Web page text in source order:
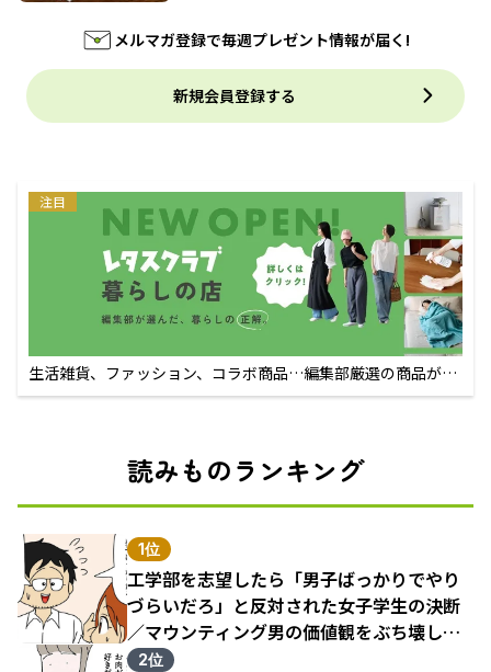
メルマガ登録で毎週プレゼント情報が届く!
新規会員登録する
注目
生活雑貨、ファッション、コラボ商品…編集部厳選の商品が買
えるECサイト
読みものランキング
1位
工学部を志望したら「男子ばっかりでやり
づらいだろ」と反対された女子学生の決断
／マウンティング男の価値観をぶち壊した
結果（1）
2位